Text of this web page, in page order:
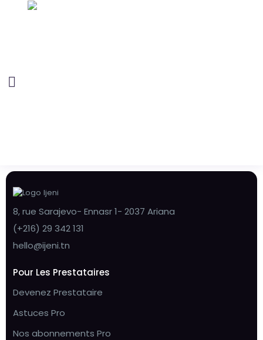
8, rue Sarajevo- Ennasr 1- 2037 Ariana
(+216) 29 342 131
hello@ijeni.tn
Pour Les Prestataires
Devenez Prestataire
Astuces Pro
Nos abonnements Pro